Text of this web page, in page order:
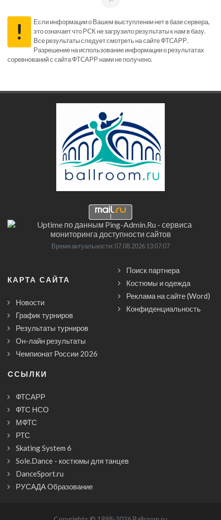
!
Если информации о Вашем выступлении нет в базе сервера,
это означает что РСК не загрузило результаты к нам в базу.
Все результаты следует смотреть на сайте ФТСАРР.
Разрешение на использование информации о результатах
соревнований с сайта ФТСАРР нами не получено.
Время актуальности: 07.08.2026 13:07:07
КАРТА САЙТА
Новости
График турниров
Результаты турниров
Он-лайн результаты
Чемпионат России 2026
Поиск партнера
Костюмы и одежда
Реклама на сайте (Word)
Конфиденциальность
CСЫЛКИ
ФТСАРР
ФТС НСО
МФТС
РТС
Skating System 6
Sole.Dance - костюмы для танцев
DanceSport.ru
РУСАДА Образование